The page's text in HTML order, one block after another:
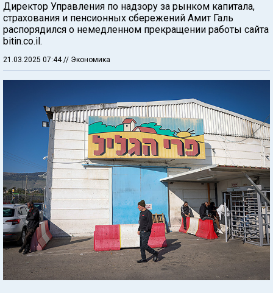
Директор Управления по надзору за рынком капитала,
страхования и пенсионных сбережений Амит Галь
распорядился о немедленном прекращении работы сайта
bitin.co.il.
21.03.2025 07:44// Экономика